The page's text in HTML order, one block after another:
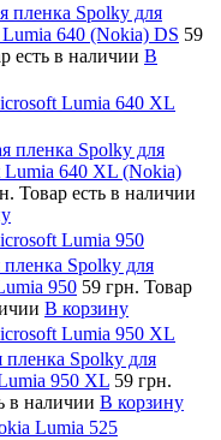
пленка Spolky для
640 (Nokia) DS 59
есть в наличии В
Lumia 640 XL
пленка Spolky для
Lumia 640 XL (Nokia)
Товар есть в наличии
Lumia 950
пленка Spolky для
950 59 грн. Товар
В корзину
Lumia 950 XL
пленка Spolky для
950 XL 59 грн.
в наличии В корзину
Lumia 525